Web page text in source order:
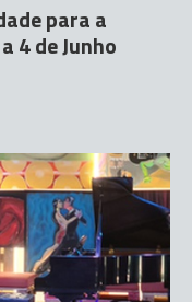
para a
4 de Junho